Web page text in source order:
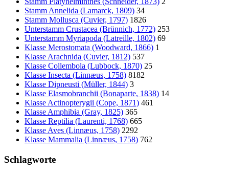
Stamm Annelida (Lamarck, 1809) 34
Stamm Mollusca (Cuvier, 1797) 1826
Unterstamm Crustacea (Brünnich, 1772) 253
Unterstamm Myriapoda (Latreille, 1802) 69
Klasse Merostomata (Woodward, 1866) 1
Klasse Arachnida (Cuvier, 1812) 537
Klasse Collembola (Lubbock, 1870) 25
Klasse Insecta (Linnæus, 1758) 8182
Klasse Dipneusti (Müller, 1844) 3
Klasse Elasmobranchii (Bonaparte, 1838) 14
Klasse Actinopterygii (Cope, 1871) 461
Klasse Amphibia (Gray, 1825) 365
Klasse Reptilia (Laurenti, 1768) 665
Klasse Aves (Linnæus, 1758) 2292
Klasse Mammalia (Linnæus, 1758) 762
Schlagworte